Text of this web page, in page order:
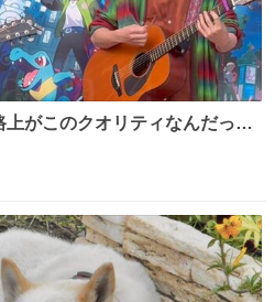
がこのクオリティなんだって
ラクタ」大好き！